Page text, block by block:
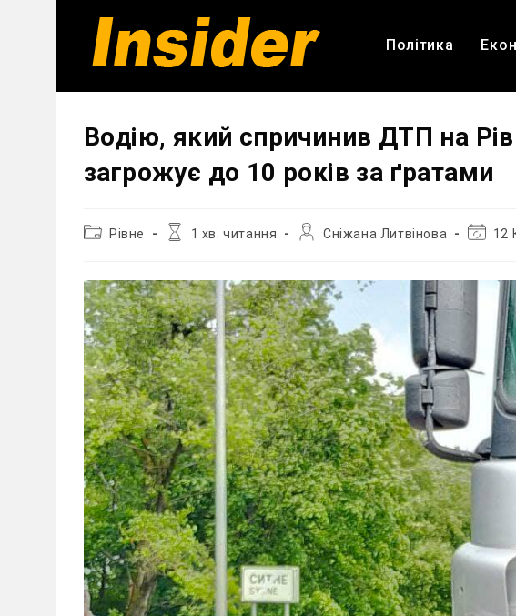
Політика
Водію, який спричинив ДТП на
загрожує до 10 років за ґратами
Категорія
Рівне
Час
1 хв. читання
АвторСніжана Литвінова 12